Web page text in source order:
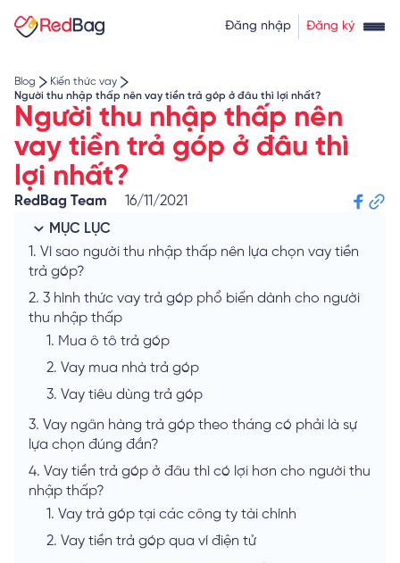
Đăng nhập Đăng ký
Tính lãi vay
Về chúng tôi
Blog
Kiến thức vay
Người thu nhập thấp nên vay tiền trả góp ở đâu thì lợi nhất?
Người thu nhập thấp nên
vay tiền trả góp ở đâu thì
lợi nhất?
RedBag Team
16/11/2021
MỤC LỤC
1. Vì sao người thu nhập thấp nên lựa chọn vay tiền
trả góp?
2. 3 hình thức vay trả góp phổ biến dành cho người
thu nhập thấp
1. Mua ô tô trả góp
2. Vay mua nhà trả góp
3. Vay tiêu dùng trả góp
3. Vay ngân hàng trả góp theo tháng có phải là sự
lựa chọn đúng đắn?
4. Vay tiền trả góp ở đâu thì có lợi hơn cho người thu
nhập thấp?
1. Vay trả góp tại các công ty tài chính
2. Vay tiền trả góp qua ví điện tử